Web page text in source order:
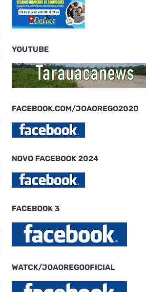
YOUTUBE
FACEBOOK.COM/JOAOREGO2020
NOVO FACEBOOK 2024
FACEBOOK 3
WATCK/JOAOREGOOFICIAL